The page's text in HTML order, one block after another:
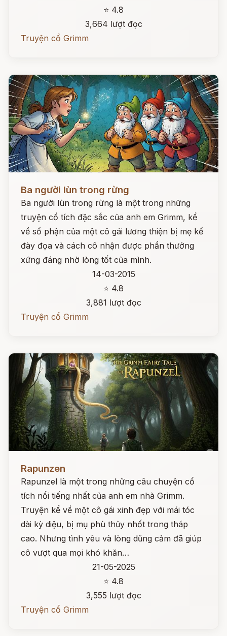
⭐ 4.8
3,664 lượt đọc
Truyện cổ Grimm
Ba người lùn trong rừng
Ba người lùn trong rừng là một trong những
truyện cổ tích đặc sắc của anh em Grimm, kể
về số phận của một cô gái lương thiện bị mẹ kế
đày đọa và cách cô nhận được phần thưởng
xứng đáng nhờ lòng tốt của mình.
14-03-2015
⭐ 4.8
3,881 lượt đọc
Truyện cổ Grimm
Rapunzen
Rapunzel là một trong những câu chuyện cổ
tích nổi tiếng nhất của anh em nhà Grimm.
Truyện kể về một cô gái xinh đẹp với mái tóc
dài kỳ diệu, bị mụ phù thủy nhốt trong tháp
cao. Nhưng tình yêu và lòng dũng cảm đã giúp
cô vượt qua mọi khó khăn…
21-05-2025
⭐ 4.8
3,555 lượt đọc
Truyện cổ Grimm